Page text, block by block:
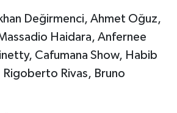
Değirmenci, Ahmet Oğuz,
Haidara, Anfernee
Cafumana Show, Habib
Rigoberto Rivas, Bruno